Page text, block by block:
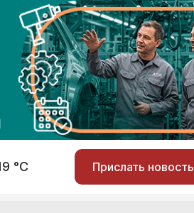
°С Прислать новость